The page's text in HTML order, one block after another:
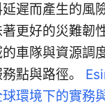
遲而產生的風
更好的災難韌
車隊與資源調
點與路徑。
環境下的實務